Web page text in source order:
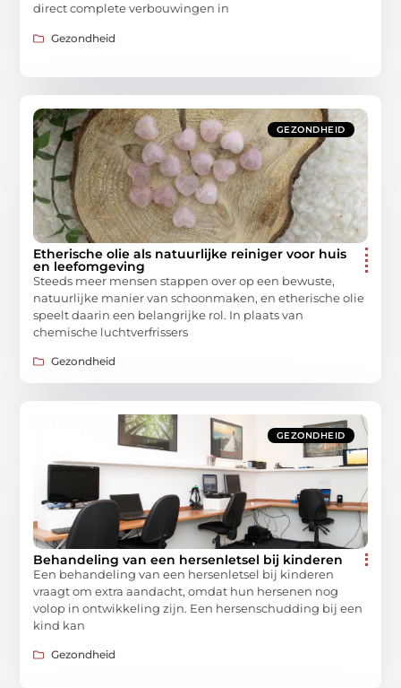
direct complete verbouwingen in
Gezondheid
GEZONDHEID
Etherische olie als natuurlijke reiniger voor huis
en leefomgeving
Steeds meer mensen stappen over op een bewuste,
natuurlijke manier van schoonmaken, en etherische olie
speelt daarin een belangrijke rol. In plaats van
chemische luchtverfrissers
Gezondheid
GEZONDHEID
Behandeling van een hersenletsel bij kinderen
Een behandeling van een hersenletsel bij kinderen
vraagt om extra aandacht, omdat hun hersenen nog
volop in ontwikkeling zijn. Een hersenschudding bij een
kind kan
Gezondheid